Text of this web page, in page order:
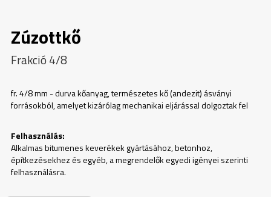
Zúzottkő
Frakció 4/8
fr. 4/8 mm - durva kőanyag, természetes kő (andezit) ásványi
forrásokból, amelyet kizárólag mechanikai eljárással dolgoztak fel
Felhasználás:
Alkalmas bitumenes keverékek gyártásához, betonhoz,
építkezésekhez és egyéb, a megrendelők egyedi igényei szerinti
felhasználásra.